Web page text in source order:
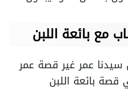
مع بائعة اللبن
عمر غير قصة عمر
قصة بائعة اللبن